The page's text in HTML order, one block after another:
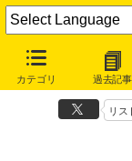
カテゴリ 過去記事
なりすまし不正アク
ス再開
リス